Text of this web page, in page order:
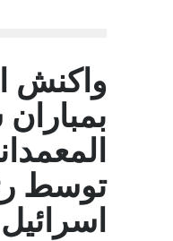
واکنش
توسط
اسرائیل